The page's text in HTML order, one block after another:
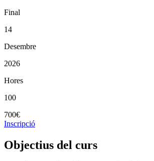
Final
14
Desembre
2026
Hores
100
700€
Inscripció
Objectius del curs